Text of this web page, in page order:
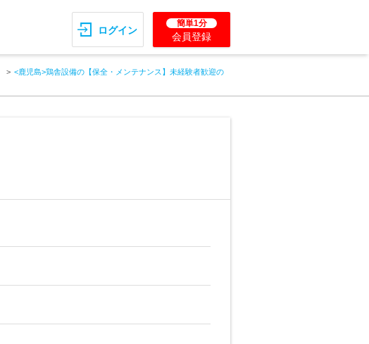
ログイン
簡単1分
会員登録
<鹿児島>鶏舎設備の【保全・メンテナンス】未経験者歓迎の